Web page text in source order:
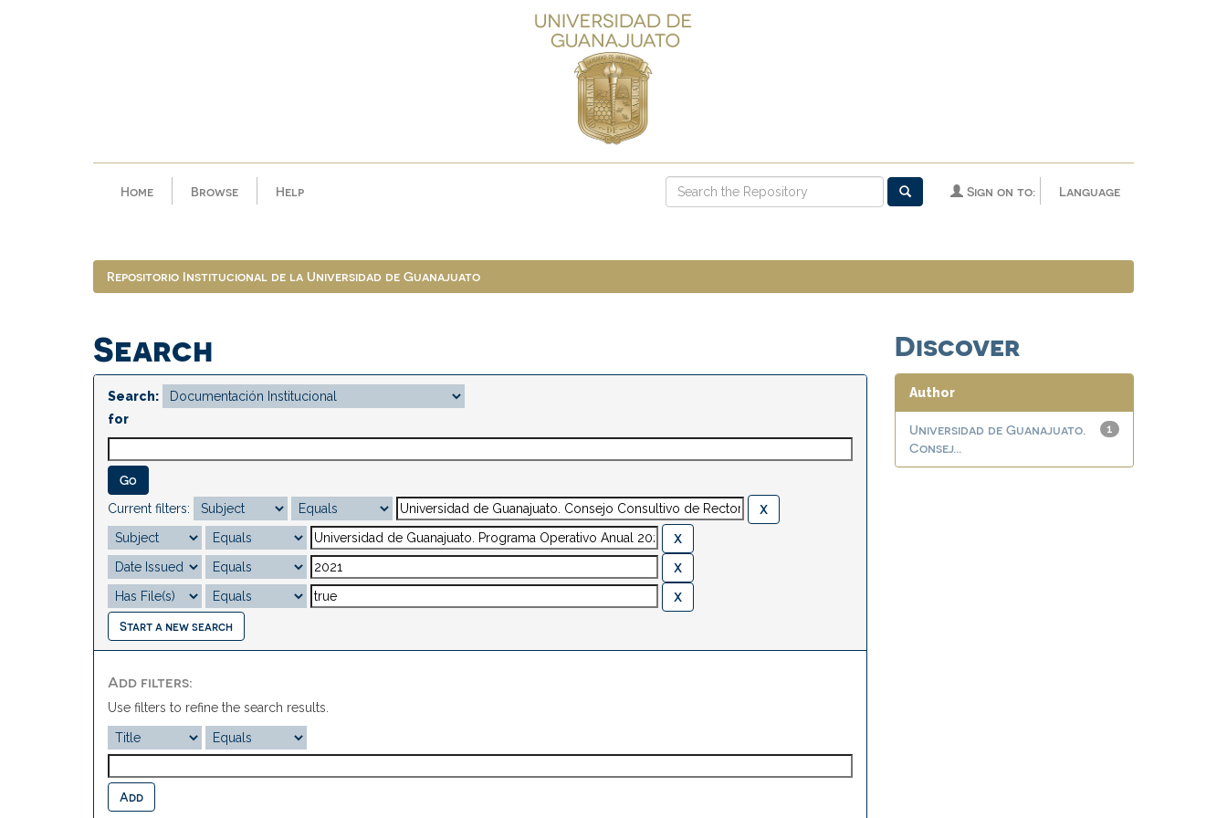
Home Browse Help Language
Sign on to:
Repositorio Institucional de la Universidad de Guanajuato
Search
Search:
for
Current filters:
Start a new search
Add filters:
Use filters to refine the search results.
Discover
Author
1
Universidad de Guanajuato.
Consej...